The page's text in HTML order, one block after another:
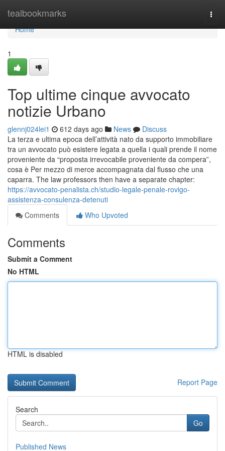
tealbookmarks
Home
Home
1
Top ultime cinque avvocato
notizie Urbano
glennj024lei1 612 days ago News
Discuss
La terza e ultima epoca dell’attività nato da supporto immobiliare
tra un avvocato può esistere legata a quella i quali prende il nome
proveniente da “proposta irrevocabile proveniente da compera”,
cosa è Per mezzo di merce accompagnata dal flusso che una
caparra. The law professors then have a separate chapter:
https://avvocato-penalista.ch/studio-legale-penale-rovigo-
assistenza-consulenza-detenuti
Comments
Who Upvoted
Comments
Submit a Comment
No HTML
HTML is disabled
Report Page
Search
Go
Published News